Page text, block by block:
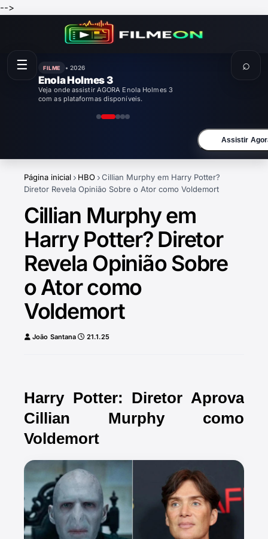
-->
FILME • 2026
Enola Holmes 3
Veja onde assistir AGORA Enola Holmes 3
com as plataformas disponíveis.
Assistir
Página inicial HBO
Cillian Murphy em Harry Potter?
Diretor Revela Opinião Sobre o Ator como Voldemort
Cillian Murphy em
Harry Potter? Diretor
Revela Opinião Sobre
o Ator como
Voldemort
João Santana 21.1.25
Harry Potter: Diretor Aprova
Cillian Murphy como
Voldemort
☰ ⌕